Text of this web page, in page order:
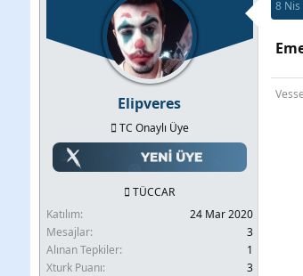
Elipveres
TC Onaylı Üye
TÜCCAR
Katılım
24 Mar 2020
Mesajlar
3
Alınan Tepkiler
1
Xturk Puanı
3
8